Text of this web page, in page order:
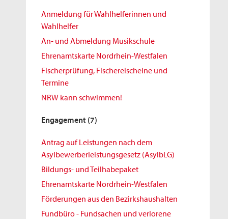
Anmeldung für Wahlhelferinnen und
Wahlhelfer
An- und Abmeldung Musikschule
Ehrenamtskarte Nordrhein-Westfalen
Fischerprüfung, Fischereischeine und
Termine
NRW kann schwimmen!
Engagement (7)
Antrag auf Leistungen nach dem
Asylbewerberleistungsgesetz (AsylbLG)
Bildungs- und Teilhabepaket
Ehrenamtskarte Nordrhein-Westfalen
Förderungen aus den Bezirkshaushalten
Fundbüro - Fundsachen und verlorene